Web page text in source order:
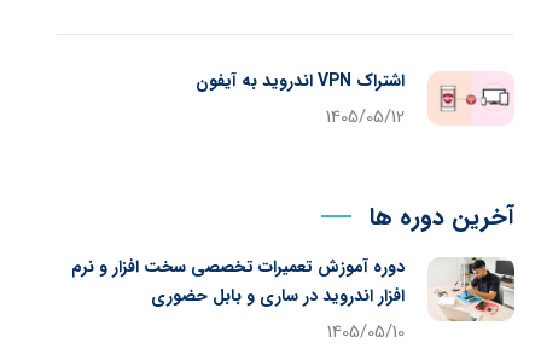
اشتراک VPN اندروید به آیفون
1405/05/12
آخرین دوره ها
دوره آموزش تعمیرات تخصصی سخت افزار و نرم
افزار اندروید در ساری و بابل حضوری
1405/05/10